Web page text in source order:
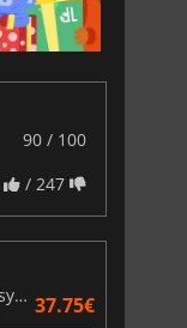
90 / 100
/ 247
Assassin's Creed Black Flag Resynced 37.75€